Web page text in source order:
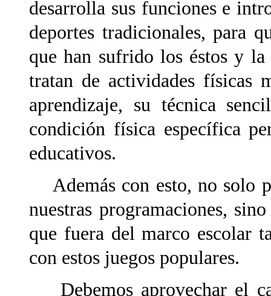
desarrolla sus funciones e
deportes tradicionales, para
que han sufrido los éstos y
tratan de actividades físicas
aprendizaje, su técnica
condición física específica
educativos.
Además con esto, no solo
nuestras programaciones,
que fuera del marco escolar
con estos juegos populares.
Debemos aprovechar el